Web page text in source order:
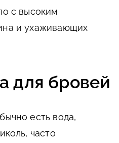
с высоким
и ухаживающих
для бровей
есть вода,
часто